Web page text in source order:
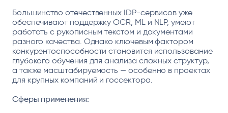
Большинство отечественных IDP-сервисов уже
обеспечивают поддержку OCR, ML и NLP, умеют
работать с рукописным текстом и документами
разного качества. Однако ключевым фактором
конкурентоспособности становится использование
глубокого обучения для анализа сложных структур,
а также масштабируемость — особенно в проектах
для крупных компаний и госсектора.
Сферы применения: